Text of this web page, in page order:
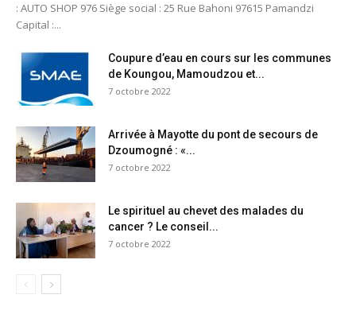
: AUTO SHOP 976 Siège social : 25 Rue Bahoni 97615 Pamandzi
Capital :...
Coupure d’eau en cours sur les communes
de Koungou, Mamoudzou et...
7 octobre 2022
Arrivée à Mayotte du pont de secours de
Dzoumogné : «...
7 octobre 2022
Le spirituel au chevet des malades du
cancer ? Le conseil...
7 octobre 2022